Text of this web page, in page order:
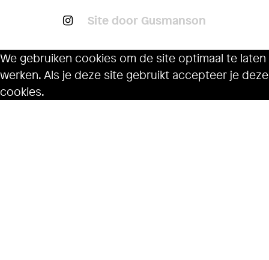
Site door Gusmanson
We gebruiken cookies om de site optimaal te laten
werken. Als je deze site gebruikt accepteer je deze
cookies.